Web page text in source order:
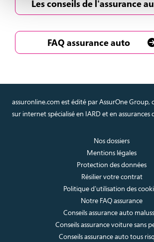
Les conseils de l'assurance
FAQ assurance auto
assuronline.com est édité par AssurOne Group,
sur internet spécialisé en IARD et en assurances
Nos dossiers
Mentions légales
Protection des données
Résilier votre contrat
Politique d’utilisation des
Notre FAQ assurance
Conseils assurance auto
Conseils assurance voiture sans
Conseils assurance auto tous